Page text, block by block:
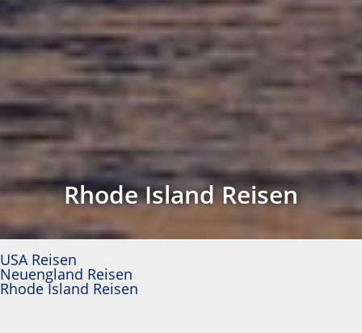
Rhode Island Reisen
USA Reisen
Neuengland Reisen
Rhode Island Reisen